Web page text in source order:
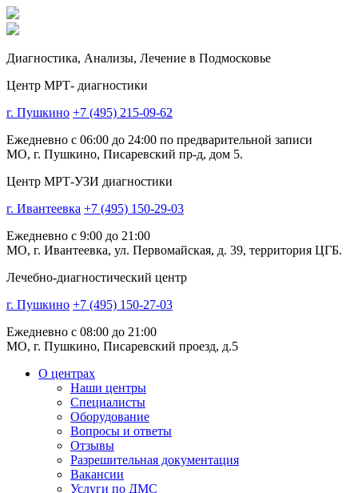
Диагностика, Анализы, Лечение в Подмосковье
Центр МРТ- диагностики
г. Пушкино +7 (495) 215-09-62
Ежедневно с 06:00 до 24:00 по предварительной записи
МО, г. Пушкино, Писаревский пр-д, дом 5.
Центр МРТ-УЗИ диагностики
г. Ивантеевка +7 (495) 150-29-03
Ежедневно с 9:00 до 21:00
МО, г. Ивантеевка, ул. Первомайская, д. 39, территория ЦГБ.
Лечебно-диагностический центр
г. Пушкино +7 (495) 150-27-03
Ежедневно с 08:00 до 21:00
МО, г. Пушкино, Писаревский проезд, д.5
О центрах
Наши центры
Специалисты
Оборудование
Вопросы и ответы
Отзывы
Разрешительная документация
Вакансии
Услуги по ДМС